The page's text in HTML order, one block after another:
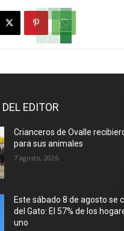
EDITOR
Crianceros de Ovalle
para sus animales
7 agosto, 2026
Este sábado 8 de agosto se
del Gato: El 57% de los
uno